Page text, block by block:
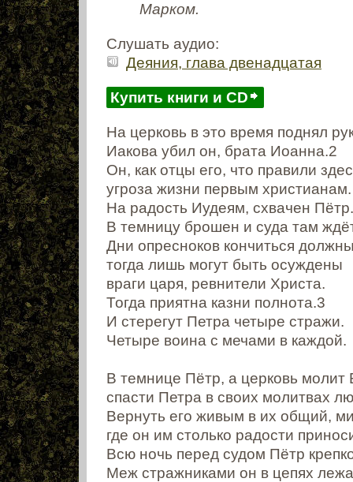
Марком.
Слушать аудио:
Деяния, глава двенадцатая
Купить книги и CD
На церковь в это время поднял
Иакова убил он, брата Иоанна.2
Он, как отцы его, что правили
угроза жизни первым христианам.
На радость Иудеям, схвачен Пётр.
В темницу брошен и суда там
Дни опресноков кончиться
тогда лишь могут быть осуждены
враги царя, ревнители Христа.
Тогда приятна казни полнота.3
И стерегут Петра четыре стражи.
Четыре воина с мечами в каждой.
В темнице Пётр, а церковь молит
спасти Петра в своих молитвах
Вернуть его живым в их общий,
где он им столько радости
Всю ночь перед судом Пётр
Меж стражниками он в цепях